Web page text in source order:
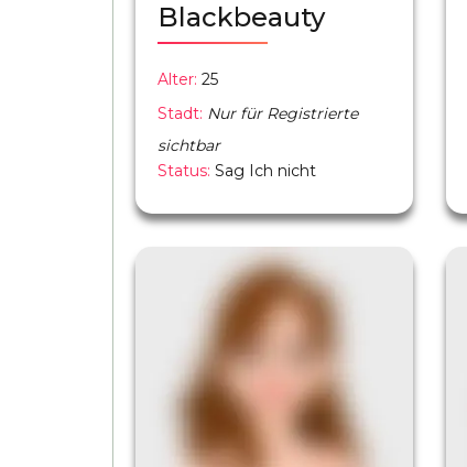
Blackbeauty
Alter: 25
Stadt: Nur für Registrierte
sichtbar
Status: Sag Ich nicht